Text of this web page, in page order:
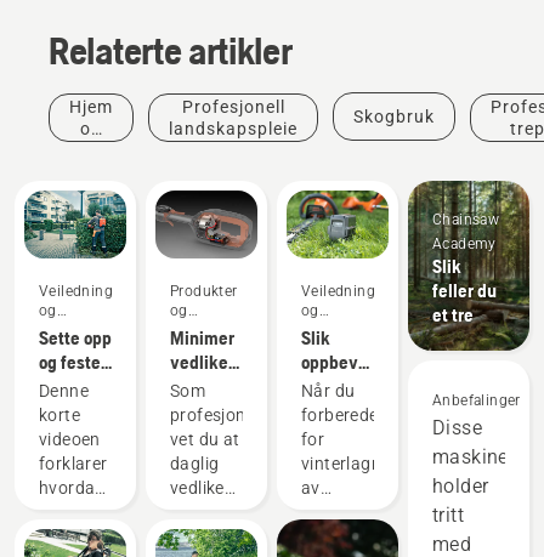
Relaterte artikler
Hjem
og
Profesjonell
landskapspleie
Skogbruk
Veiledninger
og
håndbøker
Sette opp
og feste
ryggsekkbatteriet
på riktig
måte
Denne
korte
videoen
forklarer
hvordan
opp og
Produkter
og
innovasjoner
Minimer
vedlikehold
av
motorisert
utstyr
med
batteriverktøy
Som
profesjonell
vet du at
daglig
vedlikehold
motorer
Veiledninger
og
håndbøker
Slik
oppbevarer
du
Husqvarna-
batteriet
over
vinteren
Når du
forbereder
for
vinterlagring
av
er det
Chainsaw
Academy
Slik
feller du
et tre
Anbefalinger
Disse
maskinene
holder
tritt
med